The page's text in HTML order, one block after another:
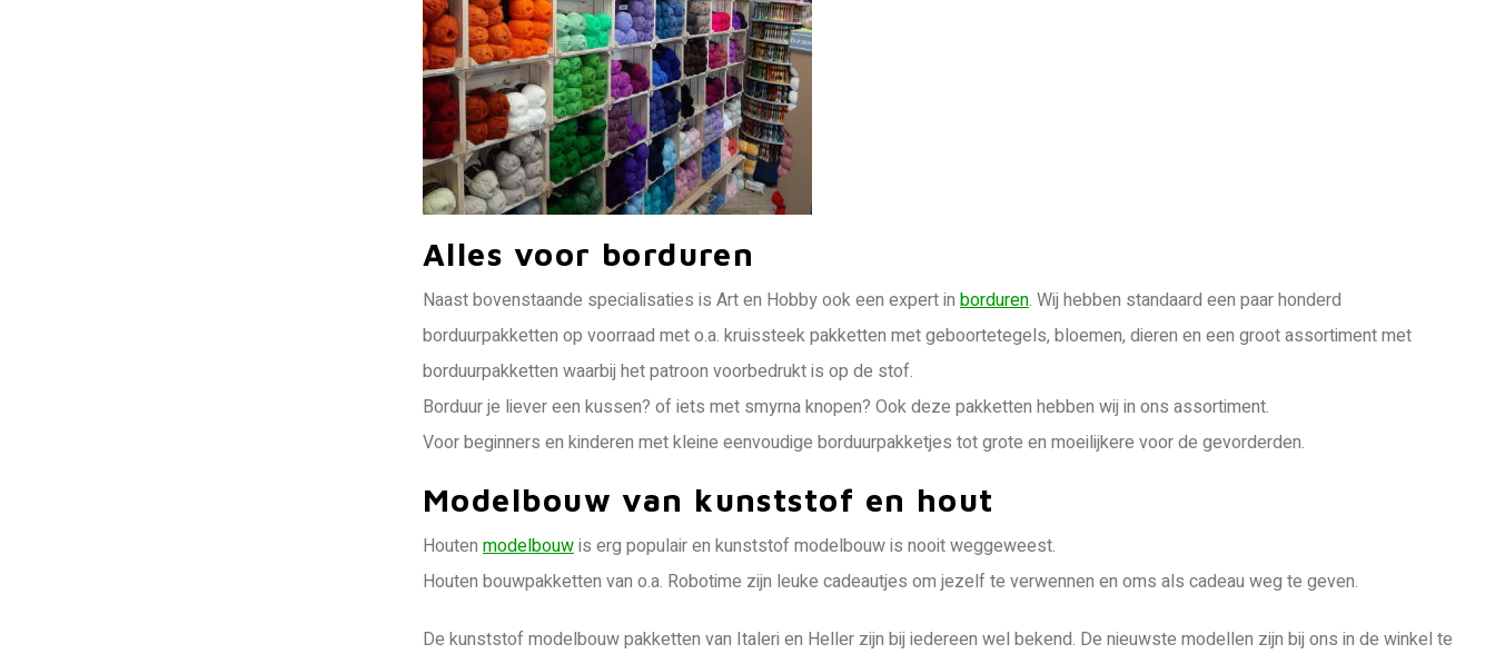
Alles voor borduren
Naast bovenstaande specialisaties is Art en Hobby ook een expert in borduren. Wij hebben standaard een paar honderd
borduurpakketten op voorraad met o.a. kruissteek pakketten met geboortetegels, bloemen, dieren en een groot assortiment met
borduurpakketten waarbij het patroon voorbedrukt is op de stof.
Borduur je liever een kussen? of iets met smyrna knopen? Ook deze pakketten hebben wij in ons assortiment.
Voor beginners en kinderen met kleine eenvoudige borduurpakketjes tot grote en moeilijkere voor de gevorderden.
Modelbouw van kunststof en hout
Houten modelbouwis erg populair en kunststof modelbouw is nooit weggeweest.
Houten bouwpakketten van o.a. Robotime zijn leuke cadeautjes om jezelf te verwennen en oms als cadeau weg te geven.
De kunststof modelbouw pakketten van Italeri en Heller zijn bij iedereen wel bekend. De nieuwste modellen zijn bij ons in de winkel te